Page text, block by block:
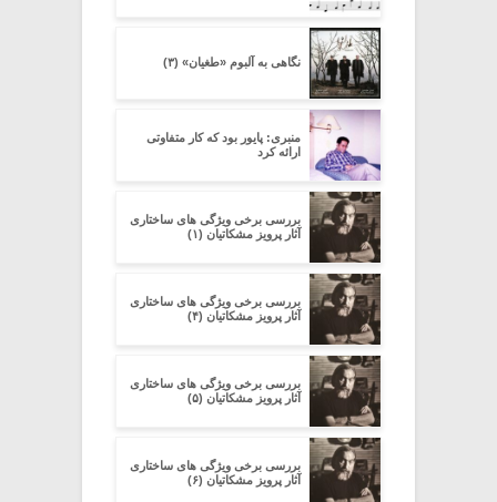
نگاهی به آلبوم «طغیان» (۳)
منبری: پایور بود که کار متفاوتی
ارائه کرد
بررسی برخی ویژگی های ساختاری
آثار پرویز مشکاتیان (۱)
بررسی برخی ویژگی های ساختاری
آثار پرویز مشکاتیان (۴)
بررسی برخی ویژگی های ساختاری
آثار پرویز مشکاتیان (۵)
بررسی برخی ویژگی های ساختاری
آثار پرویز مشکاتیان (۶)